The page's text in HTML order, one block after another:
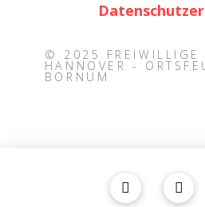
© 2025 FREIWILLIGE
HANNOVER -
BORNUM